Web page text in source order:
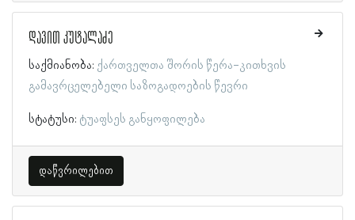
დავით კუტალაძე
საქმიანობა: ქართველთა შორის წერა-კითხვის
გამავრცელებელი საზოგადოების წევრი
სტატუსი: ტუაფსეს განყოფილება
დაწვრილებით